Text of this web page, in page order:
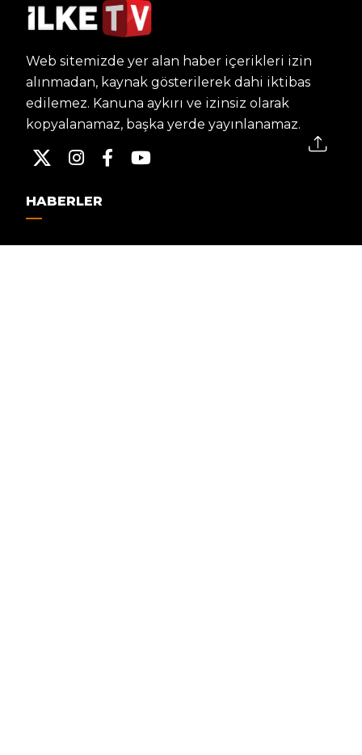
Web sitemizde yer alan haber içerikleri izin
alınmadan, kaynak gösterilerek dahi iktibas
edilemez. Kanuna aykırı ve izinsiz olarak
kopyalanamaz, başka yerde yayınlanamaz.
HABERLER